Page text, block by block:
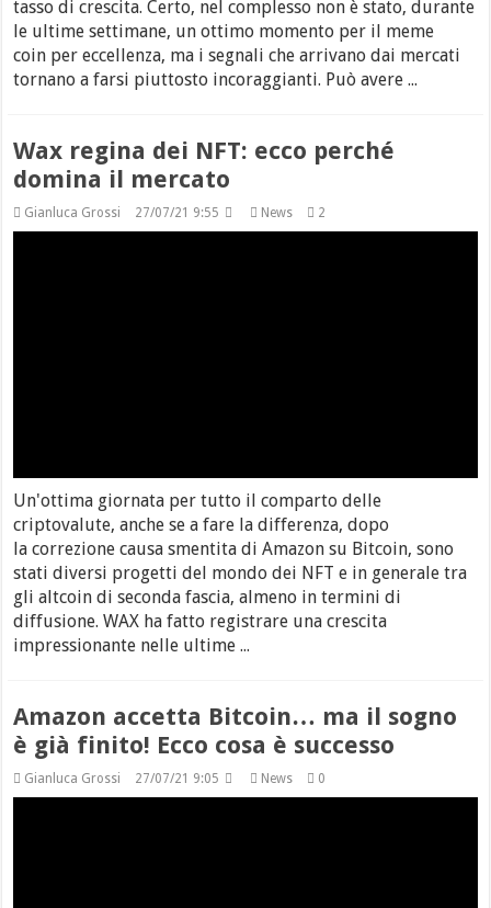
tasso di crescita. Certo, nel complesso non è stato, durante
le ultime settimane, un ottimo momento per il meme
coin per eccellenza, ma i segnali che arrivano dai mercati
tornano a farsi piuttosto incoraggianti. Può avere ...
Wax regina dei NFT: ecco perché
domina il mercato
Gianluca Grossi 27/07/21 9:55 News 2
Un'ottima giornata per tutto il comparto delle
criptovalute, anche se a fare la differenza, dopo
la correzione causa smentita di Amazon su Bitcoin, sono
stati diversi progetti del mondo dei NFT e in generale tra
gli altcoin di seconda fascia, almeno in termini di
diffusione. WAX ha fatto registrare una crescita
impressionante nelle ultime ...
Amazon accetta Bitcoin… ma il sogno
è già finito! Ecco cosa è successo
Gianluca Grossi 27/07/21 9:05 News 0